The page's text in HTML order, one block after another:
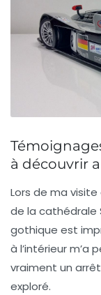
à découvrir
Lors de ma
de la cathédrale
gothique est
à l’intérieur m’a
vraiment un
exploré.